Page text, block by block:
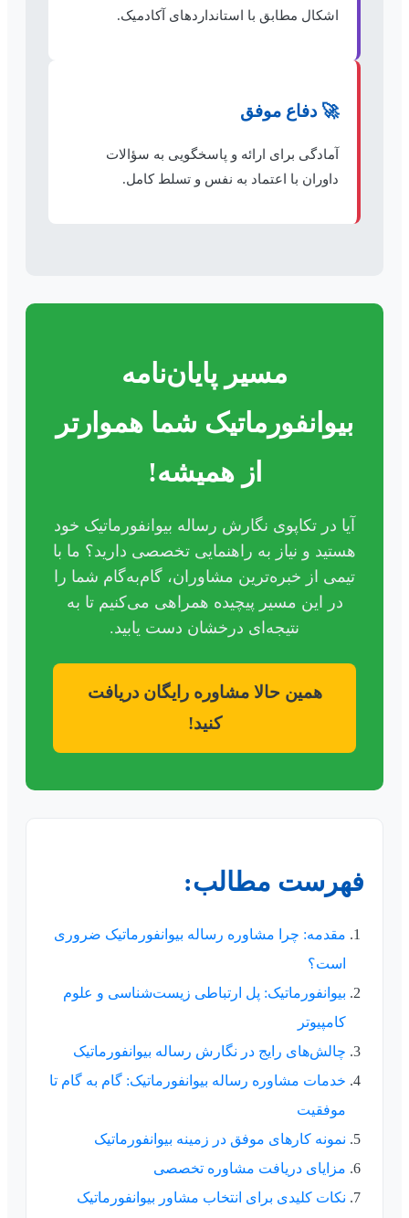
اشکال مطابق با استانداردهای آکادمیک.
🚀 دفاع موفق
آمادگی برای ارائه و پاسخگویی به سؤالات
داوران با اعتماد به نفس و تسلط کامل.
مسیر پایان‌نامه
بیوانفورماتیک شما هموارتر
از همیشه!
آیا در تکاپوی نگارش رساله بیوانفورماتیک خود
هستید و نیاز به راهنمایی تخصصی دارید؟ ما با
تیمی از خبره‌ترین مشاوران، گام‌به‌گام شما را
در این مسیر پیچیده همراهی می‌کنیم تا به
نتیجه‌ای درخشان دست یابید.
همین حالا مشاوره رایگان دریافت
کنید!
فهرست مطالب:
مقدمه: چرا مشاوره رساله بیوانفورماتیک ضروری
است؟
بیوانفورماتیک: پل ارتباطی زیست‌شناسی و علوم
کامپیوتر
چالش‌های رایج در نگارش رساله بیوانفورماتیک
خدمات مشاوره رساله بیوانفورماتیک: گام به گام تا
موفقیت
نمونه کارهای موفق در زمینه بیوانفورماتیک
مزایای دریافت مشاوره تخصصی
نکات کلیدی برای انتخاب مشاور بیوانفورماتیک